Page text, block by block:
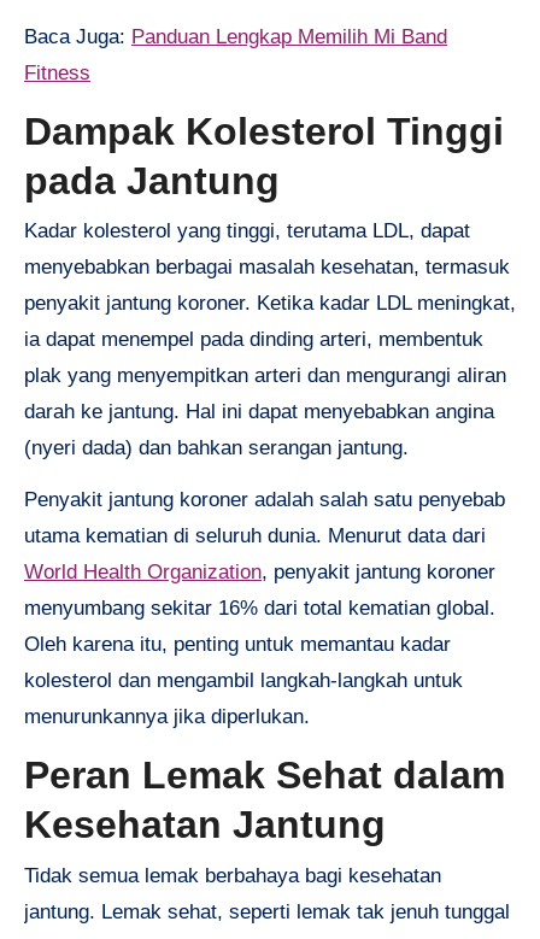
Baca Juga: Panduan Lengkap Memilih Mi Band
Fitness
Dampak Kolesterol Tinggi
pada Jantung
Kadar kolesterol yang tinggi, terutama LDL, dapat
menyebabkan berbagai masalah kesehatan, termasuk
penyakit jantung koroner. Ketika kadar LDL meningkat,
ia dapat menempel pada dinding arteri, membentuk
plak yang menyempitkan arteri dan mengurangi aliran
darah ke jantung. Hal ini dapat menyebabkan angina
(nyeri dada) dan bahkan serangan jantung.
Penyakit jantung koroner adalah salah satu penyebab
utama kematian di seluruh dunia. Menurut data dari
World Health Organization, penyakit jantung koroner
menyumbang sekitar 16% dari total kematian global.
Oleh karena itu, penting untuk memantau kadar
kolesterol dan mengambil langkah-langkah untuk
menurunkannya jika diperlukan.
Peran Lemak Sehat dalam
Kesehatan Jantung
Tidak semua lemak berbahaya bagi kesehatan
jantung. Lemak sehat, seperti lemak tak jenuh tunggal